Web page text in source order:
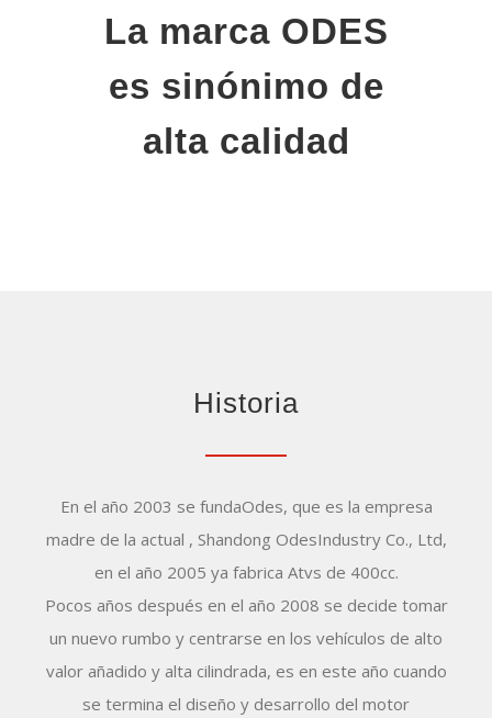
La marca ODES
es sinónimo de
alta calidad
Historia
En el año 2003 se fundaOdes, que es la empresa
madre de la actual , Shandong OdesIndustry Co., Ltd,
en el año 2005 ya fabrica Atvs de 400cc.
Pocos años después en el año 2008 se decide tomar
un nuevo rumbo y centrarse en los vehículos de alto
valor añadido y alta cilindrada, es en este año cuando
se termina el diseño y desarrollo del motor